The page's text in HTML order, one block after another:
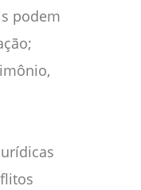
podem